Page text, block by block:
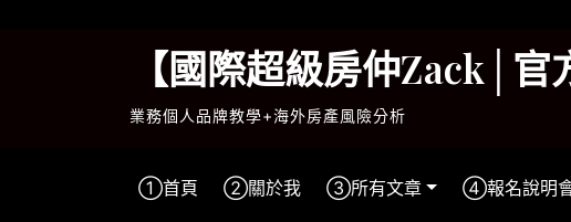
【國際超級房仲Zack│官
業務個人品牌教學+海外房產風險分析
①首頁 ②關於我 ③所有文章 ④報名說明